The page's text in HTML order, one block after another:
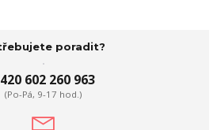
poradit?
602 260 963
(Po-Pá, 9-17 hod.)